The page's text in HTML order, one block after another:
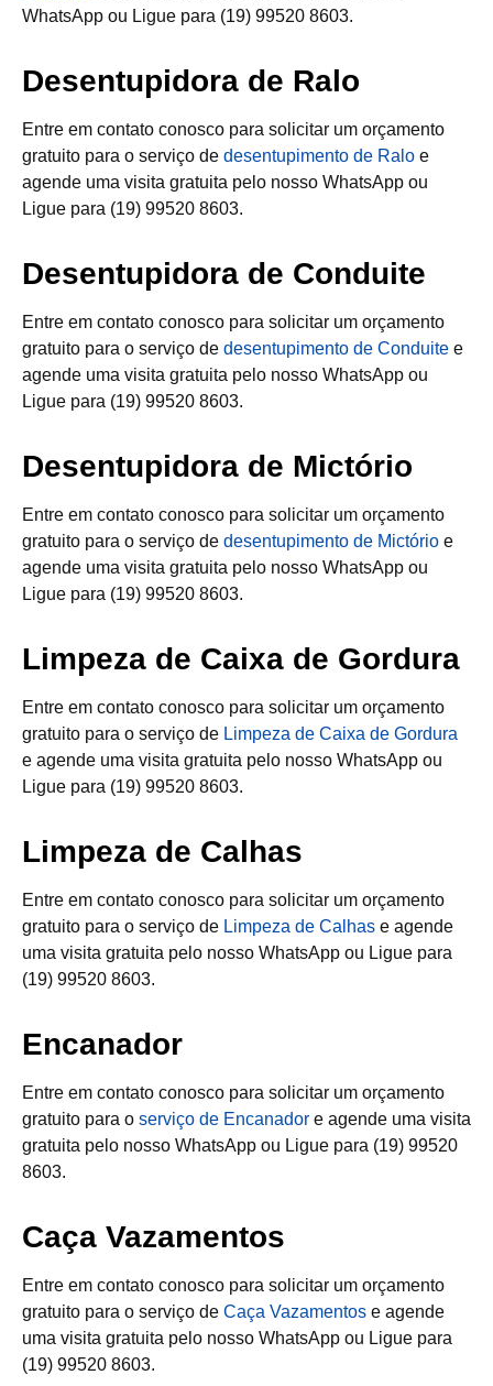
WhatsApp ou Ligue para (19) 99520 8603.
Desentupidora de Ralo
Entre em contato conosco para solicitar um orçamento
gratuito para o serviço de desentupimento de Ralo e
agende uma visita gratuita pelo nosso WhatsApp ou
Ligue para (19) 99520 8603.
Desentupidora de Conduite
Entre em contato conosco para solicitar um orçamento
gratuito para o serviço de desentupimento de Conduite e
agende uma visita gratuita pelo nosso WhatsApp ou
Ligue para (19) 99520 8603.
Desentupidora de Mictório
Entre em contato conosco para solicitar um orçamento
gratuito para o serviço de desentupimento de Mictório e
agende uma visita gratuita pelo nosso WhatsApp ou
Ligue para (19) 99520 8603.
Limpeza de Caixa de Gordura
Entre em contato conosco para solicitar um orçamento
gratuito para o serviço de Limpeza de Caixa de Gordura
e agende uma visita gratuita pelo nosso WhatsApp ou
Ligue para (19) 99520 8603.
Limpeza de Calhas
Entre em contato conosco para solicitar um orçamento
gratuito para o serviço de Limpeza de Calhas e agende
uma visita gratuita pelo nosso WhatsApp ou Ligue para
(19) 99520 8603.
Encanador
Entre em contato conosco para solicitar um orçamento
gratuito para o serviço de Encanador e agende uma visita
gratuita pelo nosso WhatsApp ou Ligue para (19) 99520
8603.
Caça Vazamentos
Entre em contato conosco para solicitar um orçamento
gratuito para o serviço de Caça Vazamentos e agende
uma visita gratuita pelo nosso WhatsApp ou Ligue para
(19) 99520 8603.